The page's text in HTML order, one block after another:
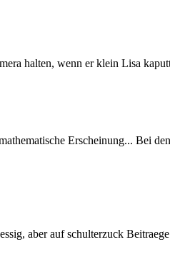
halten, wenn er klein Lisa
Erscheinung... Bei
aber auf schulterzuck